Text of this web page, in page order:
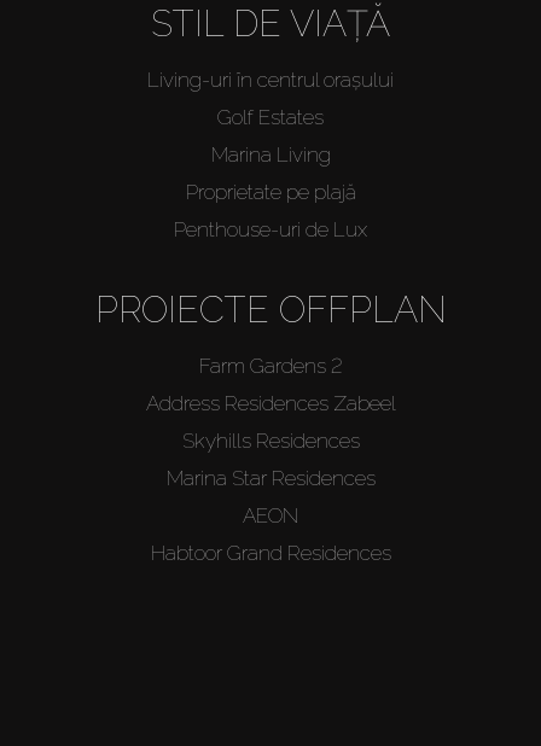
STIL DE VIAȚĂ
Living-uri în centrul orașului
Golf Estates
Marina Living
Proprietate pe plajă
Penthouse-uri de Lux
PROIECTE OFFPLAN
Farm Gardens 2
Address Residences Zabeel
Skyhills Residences
Marina Star Residences
AEON
Habtoor Grand Residences